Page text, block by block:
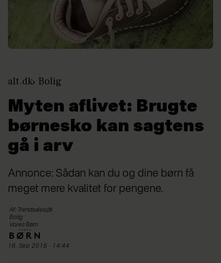
alt.dk Bolig
Myten aflivet: Brugte
børnesko kan sagtens
gå i arv
Annonce: Sådan kan du og dine børn få
meget mere kvalitet for pengene.
Af: Trendsales.dk
Bolig
Vores Børn
16. Sep 2015 - 14:44